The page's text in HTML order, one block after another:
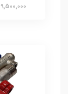
9,500,000 تومان